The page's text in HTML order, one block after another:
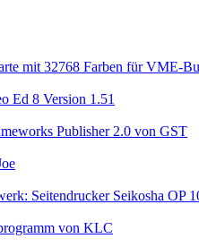
mit 32768 Farben für VME-
Ed 8 Version 1.51
Publisher 2.0 von GST
Seitendrucker Seikosha OP
von KLC